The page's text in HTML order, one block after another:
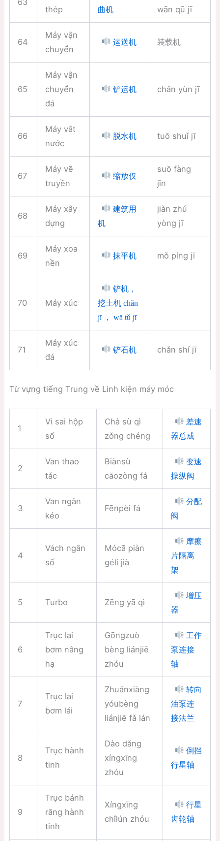
thép 曲机 wān qū jī
64
Máy vận
chuyển
运送机 装载机
65
Máy vận
chuyển
đá
铲运机 chǎn yùn jī
66
Máy vắt
nước
脱水机 tuō shuǐ jī
67
Máy vẽ
truyền
缩放仅
suō fàng
jǐn
68
Máy xây
dựng
建筑用
机
jiàn zhú
yòng jī
69
Máy xoa
nền
抹平机 mǒ píng jī
70 Máy xúc
铲机，
挖土机 chǎn
jī ， wā tǔ jī
71
Máy xúc
đá
铲石机 chǎn shí jī
Từ vựng tiếng Trung về Linh kiện máy móc
1
Vi sai hộp
số
Chà sù qì
zǒng chéng
差速
器总成
2
Van thao
tác
Biànsù
cāozòng fá
变速
操纵阀
3
Van ngăn
kéo
Fēnpèi fá
分配
阀
4
Vách ngăn
số
Mócā piàn
gélí jià
摩擦
片隔离
架
5 Turbo Zēng yā qì
增压
器
6
Trục lai
bơm nâng
hạ
Gōngzuò
bèng liánjiē
zhóu
工作
泵连接
轴
7
Trục lai
bơm lái
Zhuǎnxiàng
yóubèng
liánjiē fǎ lán
转向
油泵连
接法兰
8
Trục hành
tinh
Dào dǎng
xíngxīng
zhóu
倒挡
行星轴
9
Trục bánh
răng hành
tinh
Xíngxīng
chǐlún zhóu
行星
齿轮轴